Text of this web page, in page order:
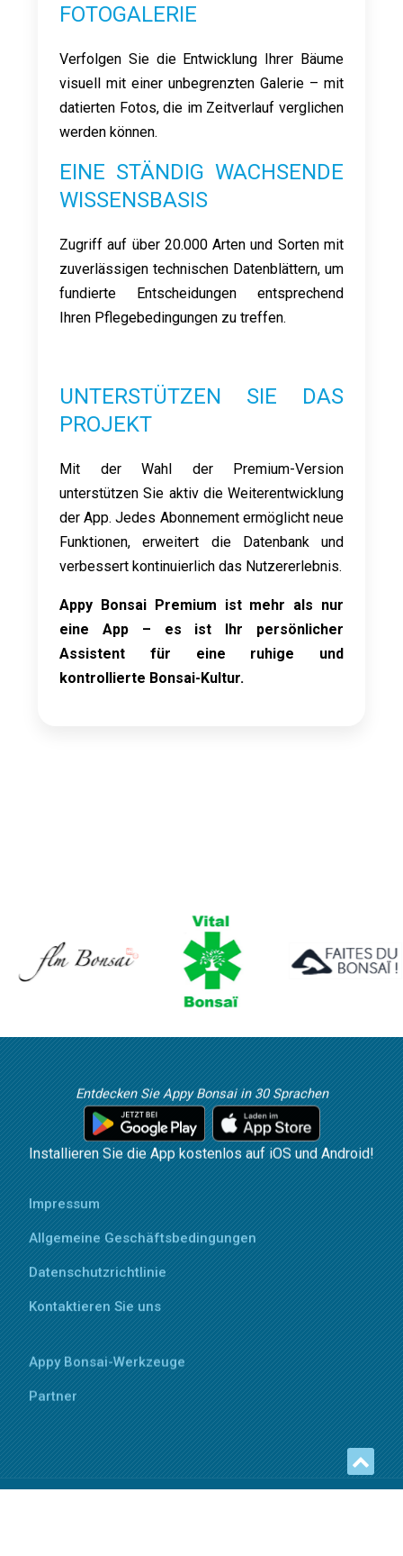
FOTOGALERIE
Verfolgen Sie die Entwicklung Ihrer Bäume
visuell mit einer unbegrenzten Galerie – mit
datierten Fotos, die im Zeitverlauf verglichen
werden können.
EINE STÄNDIG WACHSENDE
WISSENSBASIS
Zugriff auf über 20.000 Arten und Sorten mit
zuverlässigen technischen Datenblättern, um
fundierte Entscheidungen entsprechend
Ihren Pflegebedingungen zu treffen.
UNTERSTÜTZEN SIE DAS
PROJEKT
Mit der Wahl der Premium-Version
unterstützen Sie aktiv die Weiterentwicklung
der App. Jedes Abonnement ermöglicht neue
Funktionen, erweitert die Datenbank und
verbessert kontinuierlich das Nutzererlebnis.
Appy Bonsai Premium ist mehr als nur
eine App – es ist Ihr persönlicher
Assistent für eine ruhige und
kontrollierte Bonsai-Kultur.
Entdecken Sie Appy Bonsai in 30 Sprachen
Installieren Sie die App kostenlos auf iOS und Android!
Impressum
Allgemeine Geschäftsbedingungen
Datenschutzrichtlinie
Kontaktieren Sie uns
Appy Bonsai-Werkzeuge
Partner